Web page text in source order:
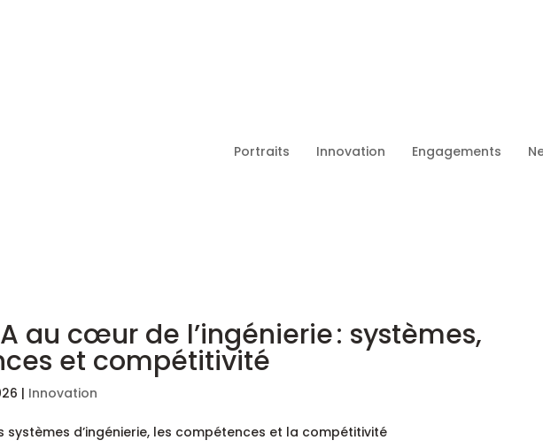
Portraits Innovation Engagements
au cœur de l’ingénierie : systèmes,
et compétitivité
| Innovation